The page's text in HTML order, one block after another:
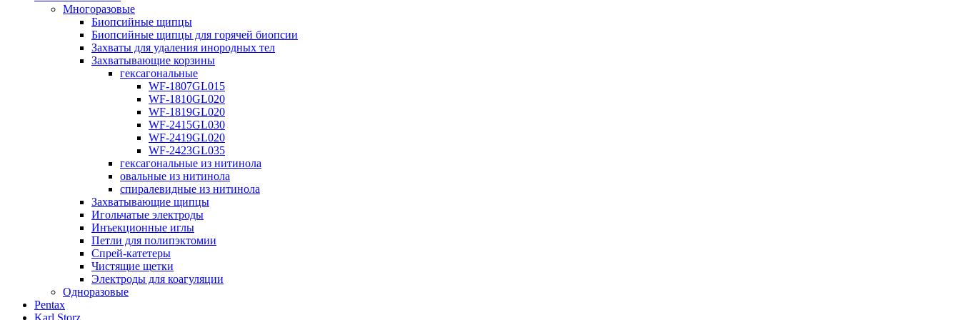
Многоразовые
Биопсийные щипцы
Биопсийные щипцы для горячей биопсии
Захваты для удаления инородных тел
Захватывающие корзины
гексагональные
WF-1807GL015
WF-1810GL020
WF-1819GL020
WF-2415GL030
WF-2419GL020
WF-2423GL035
гексагональные из нитинола
овальные из нитинола
спиралевидные из нитинола
Захватывающие щипцы
Игольчатые электроды
Инъекционные иглы
Петли для полипэктомии
Спрей-катетеры
Чистящие щетки
Электроды для коагуляции
Одноразовые
Pentax